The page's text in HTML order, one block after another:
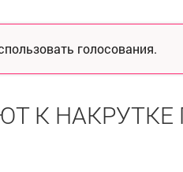
голосования.
К НАКРУТКЕ